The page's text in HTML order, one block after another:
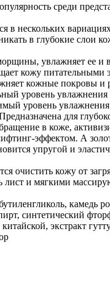
среди
в нескольких
в глубокие слои
увлажняет ее и
кожу питательными
кожные покровы и
уровень
уровень у
для
в коже,
эффектом. А
упругой и
очистить кожу от
лист и мягкими
камедь
синтетический
экстракт